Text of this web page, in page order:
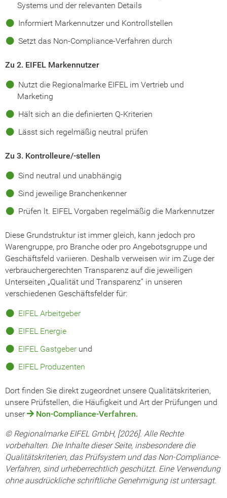
Systems und der relevanten Details
Informiert Markennutzer und Kontrollstellen
Setzt das Non-Compliance-Verfahren durch
Zu 2. EIFEL Markennutzer
Nutzt die Regionalmarke EIFEL im Vertrieb und
Marketing
Hält sich an die definierten Q-Kriterien
Lässt sich regelmäßig neutral prüfen
Zu 3. Kontrolleure/-stellen
Sind neutral und unabhängig
Sind jeweilige Branchenkenner
Prüfen lt. EIFEL Vorgaben regelmäßig die Markennutzer
Diese Grundstruktur ist immer gleich, kann jedoch pro
Warengruppe, pro Branche oder pro Angebotsgruppe und
Geschäftsfeld variieren. Deshalb verweisen wir im Zuge der
verbrauchergerechten Transparenz auf die jeweiligen
Unterseiten „Qualität und Transparenz“ in unseren
verschiedenen Geschäftsfelder für:
EIFEL Arbeitgeber
EIFEL Energie
EIFEL Gastgeberund
EIFEL Produzenten
Dort finden Sie direkt zugeordnet unsere Qualitätskriterien,
unsere Prüfstellen, die Häufigkeit und Art der Prüfungen und
unser
Non-Compliance-Verfahren.
© Regionalmarke EIFEL GmbH, [2026]. Alle Rechte
vorbehalten. Die Inhalte dieser Seite, insbesondere die
Qualitätskriterien, das Prüfsystem und das Non-Compliance-
Verfahren, sind urheberrechtlich geschützt. Eine Verwendung
ohne ausdrückliche schriftliche Genehmigung ist untersagt.